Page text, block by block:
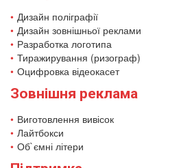
Дизайн поліграфії
Дизайн зовнішньої реклами
Разработка логотипа
Тиражирування (ризограф)
Оцифровка відеокасет
Зовнішня реклама
Виготовлення вивісок
Лайтбокси
Об`ємні літери